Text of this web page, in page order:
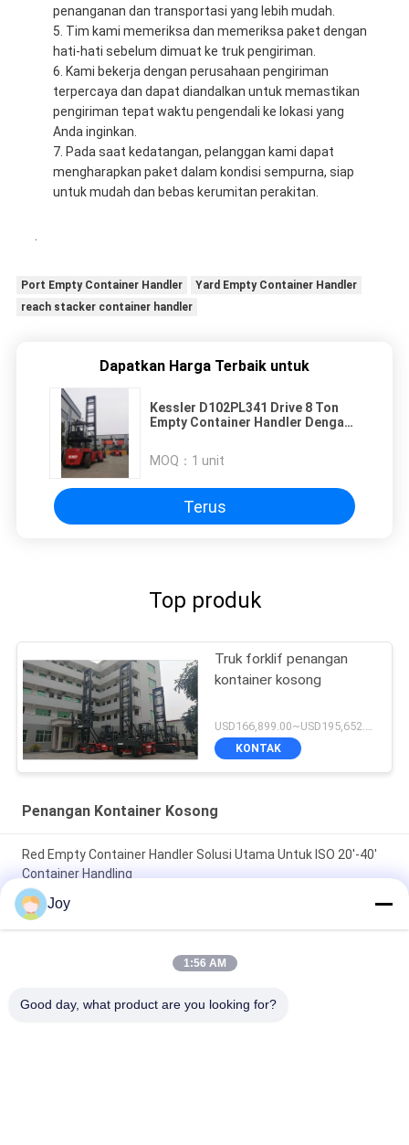
penanganan dan transportasi yang lebih mudah.
Tim kami memeriksa dan memeriksa paket dengan
hati-hati sebelum dimuat ke truk pengiriman.
Kami bekerja dengan perusahaan pengiriman
terpercaya dan dapat diandalkan untuk memastikan
pengiriman tepat waktu pengendali ke lokasi yang
Anda inginkan.
Pada saat kedatangan, pelanggan kami dapat
mengharapkan paket dalam kondisi sempurna, siap
untuk mudah dan bebas kerumitan perakitan.
.
Port Empty Container Handler
Yard Empty Container Handler
reach stacker container handler
Dapatkan Harga Terbaik untuk
Kessler D102PL341 Drive 8 Ton
Empty Container Handler Dengan
MOQ： 1 unit
Terus
Top produk
Truk forklif penangan
kontainer kosong
USD166,899.00~USD195,652.00 / unit MOQ:1 unit
KONTAK
Penangan Kontainer Kosong
Red Empty Container Handler Solusi Utama Untuk ISO 20'-40'
Container Handling
Kessler D102PL341 Drive Axle Empty Container Handler Untuk
Pengungkapan 71400 Kgs Berat Layanan
Joy
1:56 AM
Good day, what product are you looking for?